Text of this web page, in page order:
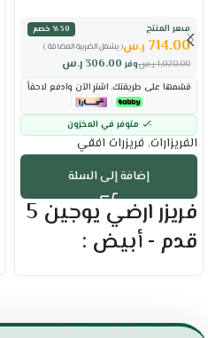
سعر المنتج
٪30 خصم
( يشمل الضريبة المضافة )
714.00 ر.س
وفر 306.00 ر.س 1,020.00 ر.س
قسّمها على طريقتك. اشترِ الآن وادفع لاحقاً
متوفر في المخزون
الفريزارات, فريزرات افقي
إضافة إلى السلة
فريزر ارضي يوجين 5
قدم - أبيض :
تحكم يدوي بمستويات التبريد